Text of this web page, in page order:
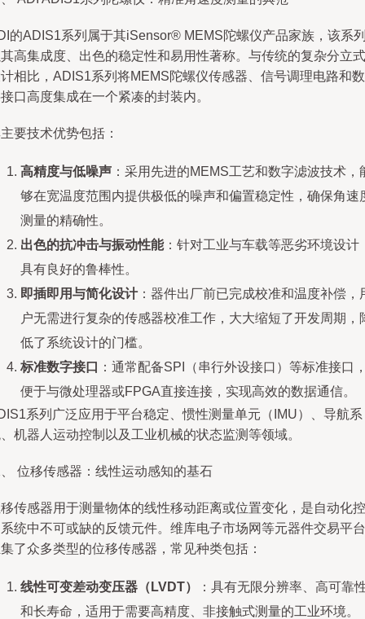
的ADIS1系列属于其iSensor® MEMS陀螺仪产品家族，该系
高集成度、出色的稳定性和易用性著称。与传统的复杂分立式
相比，ADIS1系列将MEMS陀螺仪传感器、信号调理电路和数
口高度集成在一个紧凑的封装内。
要技术优势包括：
高精度与低噪声 ：采用先进的MEMS工艺和数字滤波技术，
够在宽温度范围内提供极低的噪声和偏置稳定性，确保角速
测量的精确性。
出色的抗冲击与振动性能：针对工业与车载等恶劣环境设计
具有良好的鲁棒性。
即插即用与简化设计：器件出厂前已完成校准和温度补偿，
户无需进行复杂的传感器校准工作，大大缩短了开发周期，
低了系统设计的门槛。
标准数字接口
：通常配备SPI（串行外设接口）等标准接口
便于与微处理器或FPGA直接连接，实现高效的数据通信。
系列广泛应用于平台稳定、惯性测量单元（IMU）、导航系
机器人运动控制以及工业机械的状态监测等领域。
位移传感器：线性运动感知的基石
传感器用于测量物体的线性移动距离或位置变化，是自动化控
统中不可或缺的反馈元件。维库电子市场网等元器件交易平台
了众多类型的位移传感器，常见种类包括：
线性可变差动变压器（LVDT）
：具有无限分辨率、高可靠
和长寿命，适用于需要高精度、非接触式测量的工业环境。